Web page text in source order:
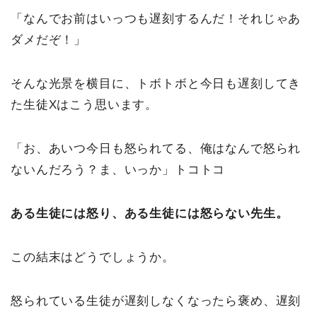
「なんでお前はいっつも遅刻するんだ！それじゃあ
ダメだぞ！」
そんな光景を横目に、トボトボと今日も遅刻してき
た生徒Xはこう思います。
「お、あいつ今日も怒られてる、俺はなんで怒られ
ないんだろう？ま、いっか」トコトコ
ある生徒には怒り、ある生徒には怒らない先生。
この結末はどうでしょうか。
怒られている生徒が遅刻しなくなったら褒め、遅刻